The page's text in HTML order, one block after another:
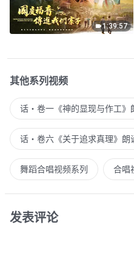
1:39:57
其他系列视频
话・卷一《神的显现与作工》
话・卷六《关于追求真理》朗
舞蹈合唱视频系列 合唱
发表评论